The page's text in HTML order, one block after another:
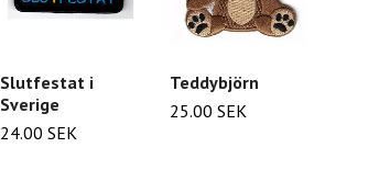
Slutfestat i
Sverige
24.00 SEK
Teddybjörn
25.00 SEK